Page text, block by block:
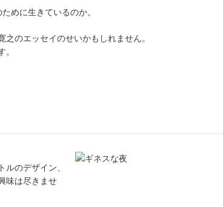
めに生きているのか。
のエッセイのせいかもしれません。
のデザイン、
味は尽きませ